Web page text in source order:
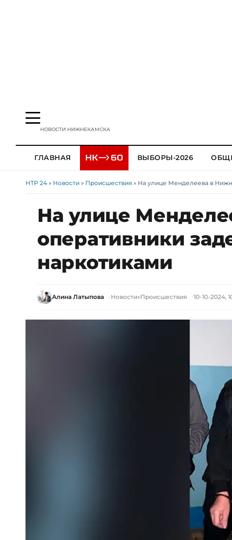
НОВОСТИ НИЖНЕКАМСКА
ГЛАВНАЯ ВЫБОРЫ-2026
НТР 24 » Новости » Происшествия » На улице Менделеева в
На улице
оперативники
наркотиками
Алина Латыпова Новости»Происшествия 10-10-2024,